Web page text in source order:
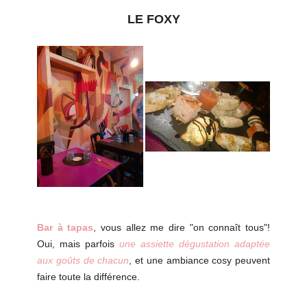
LE FOXY
Bar à tapas, vous allez me dire "on connaît tous"!
Oui, mais parfois une assiette dégustation adaptée
aux goûts de chacun, et une ambiance cosy peuvent
faire toute la différence.